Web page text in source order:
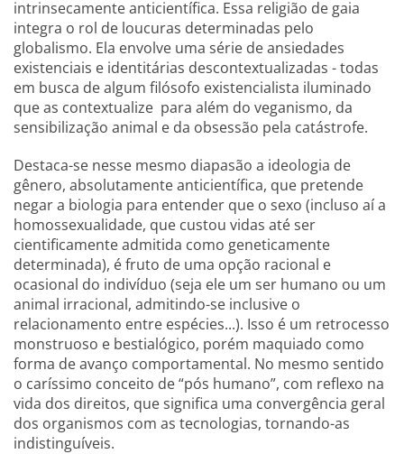
intrinsecamente anticientífica. Essa religião de gaia
integra o rol de loucuras determinadas pelo
globalismo. Ela envolve uma série de ansiedades
existenciais e identitárias descontextualizadas - todas
em busca de algum filósofo existencialista iluminado
que as contextualize para além do veganismo, da
sensibilização animal e da obsessão pela catástrofe.
Destaca-se nesse mesmo diapasão a ideologia de
gênero, absolutamente anticientífica, que pretende
negar a biologia para entender que o sexo (incluso aí a
homossexualidade, que custou vidas até ser
cientificamente admitida como geneticamente
determinada), é fruto de uma opção racional e
ocasional do indivíduo (seja ele um ser humano ou um
animal irracional, admitindo-se inclusive o
relacionamento entre espécies...). Isso é um retrocesso
monstruoso e bestialógico, porém maquiado como
forma de avanço comportamental. No mesmo sentido
o caríssimo conceito de “pós humano”, com reflexo na
vida dos direitos, que significa uma convergência geral
dos organismos com as tecnologias, tornando-as
indistinguíveis.